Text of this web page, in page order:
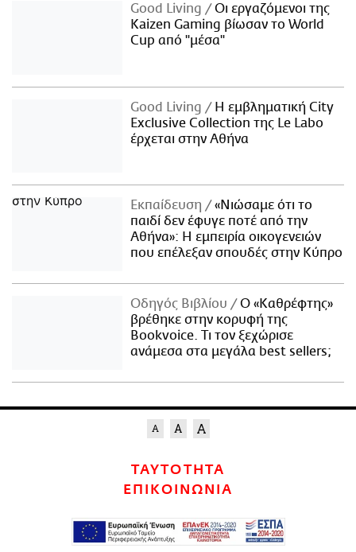
Good Living
Οι εργαζόμενοι της
Kaizen Gaming βίωσαν το World
Cup από "μέσα"
Good Living
Η εμβληματική City
Exclusive Collection της Le Labo
έρχεται στην Αθήνα
Εκπαίδευση
«Νιώσαμε ότι το
παιδί δεν έφυγε ποτέ από την
Αθήνα»: Η εμπειρία οικογενειών
που επέλεξαν σπουδές στην Κύπρο
Οδηγός Βιβλίου
Ο «Καθρέφτης»
βρέθηκε στην κορυφή της
Bookvoice. Τι τον ξεχώρισε
ανάμεσα στα μεγάλα best sellers;
ΤΑΥΤΟΤΗΤΑ
ΕΠΙΚΟΙΝΩΝΙΑ